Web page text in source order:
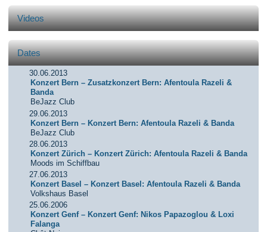
Videos
Dates
30.06.2013
Konzert Bern – Zusatzkonzert Bern: Afentoula Razeli &
Banda
BeJazz Club
29.06.2013
Konzert Bern – Konzert Bern: Afentoula Razeli & Banda
BeJazz Club
28.06.2013
Konzert Zürich – Konzert Zürich: Afentoula Razeli & Banda
Moods im Schiffbau
27.06.2013
Konzert Basel – Konzert Basel: Afentoula Razeli & Banda
Volkshaus Basel
25.06.2006
Konzert Genf – Konzert Genf: Nikos Papazoglou & Loxi
Falanga